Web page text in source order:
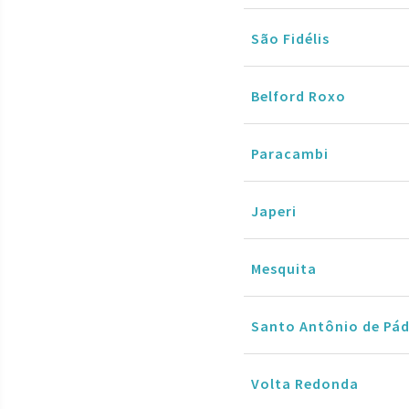
São Fidélis
Belford Roxo
Paracambi
Japeri
Mesquita
Santo Antônio de
Volta Redonda